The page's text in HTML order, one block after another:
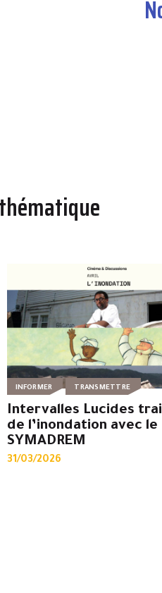
INFORMER TRANSMETTRE
Intervalles Lucides
de l’inondation avec le
SYMADREM
31/03/2026